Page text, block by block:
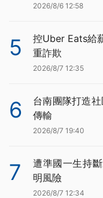
2026/8/6 12:58
5
控Uber Eats給
重詐欺
2026/8/7 12:35
6
台南團隊打造
傳輸
2026/8/7 19:40
7
遭準國一生持
明風險
2026/8/7 12:34